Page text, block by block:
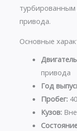
турбированным
привода.
Основные
привода
Год
Пробег:
Кузов: